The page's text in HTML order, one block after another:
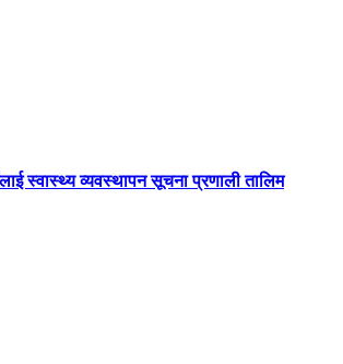
स्वास्थ्य व्यवस्थापन सूचना प्रणाली तालिम